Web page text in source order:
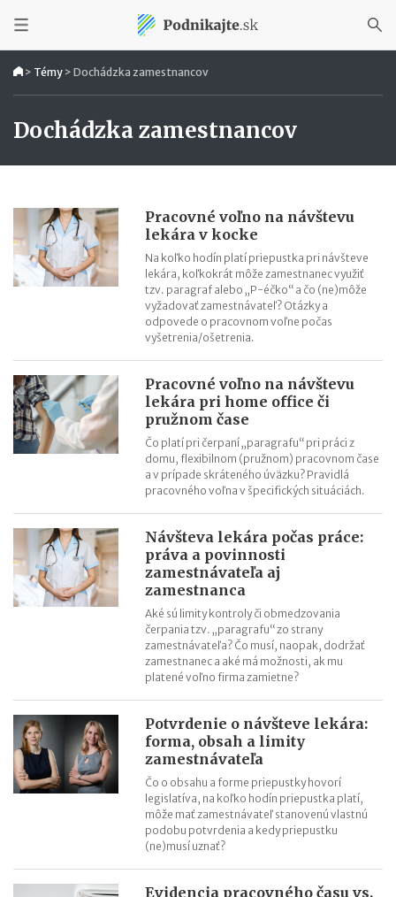
> Témy > Dochádzka zamestnancov
Dochádzka zamestnancov
Pracovné voľno na návštevu
lekára v kocke
Na koľko hodín platí priepustka pri návšteve
lekára, koľkokrát môže zamestnanec využiť
tzv. paragraf alebo „P-éčko“ a čo (ne)môže
vyžadovať zamestnávateľ? Otázky a
odpovede o pracovnom voľne počas
vyšetrenia/ošetrenia.
Pracovné voľno na návštevu
lekára pri home office či
pružnom čase
Čo platí pri čerpaní „paragrafu“ pri práci z
domu, flexibilnom (pružnom) pracovnom čase
a v prípade skráteného úväzku? Pravidlá
pracovného voľna v špecifických situáciách.
Návšteva lekára počas práce:
práva a povinnosti
zamestnávateľa aj
zamestnanca
Aké sú limity kontroly či obmedzovania
čerpania tzv. „paragrafu“ zo strany
zamestnávateľa? Čo musí, naopak, dodržať
zamestnanec a aké má možnosti, ak mu
platené voľno firma zamietne?
Potvrdenie o návšteve lekára:
forma, obsah a limity
zamestnávateľa
Čo o obsahu a forme priepustky hovorí
legislatíva, na koľko hodín priepustka platí,
môže mať zamestnávateľ stanovenú vlastnú
podobu potvrdenia a kedy priepustku
(ne)musí uznať?
Evidencia pracovného času vs.